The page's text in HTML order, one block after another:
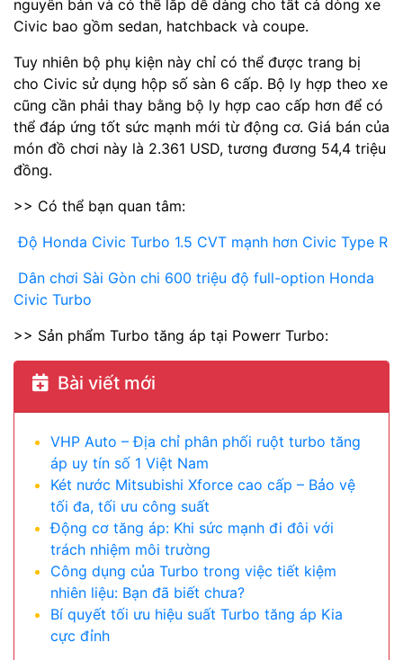
nguyên bản và có thể lắp dễ dàng cho tất cả dòng xe
Civic bao gồm sedan, hatchback và coupe.
Tuy nhiên bộ phụ kiện này chỉ có thể được trang bị
cho Civic sử dụng hộp số sàn 6 cấp. Bộ ly hợp theo xe
cũng cần phải thay bằng bộ ly hợp cao cấp hơn để có
thể đáp ứng tốt sức mạnh mới từ động cơ. Giá bán của
món đồ chơi này là 2.361 USD, tương đương 54,4 triệu
đồng.
>> Có thể bạn quan tâm:
Độ Honda Civic Turbo 1.5 CVT mạnh hơn Civic Type R
Dân chơi Sài Gòn chi 600 triệu độ full-option Honda
Civic Turbo
>> Sản phẩm Turbo tăng áp tại Powerr Turbo:
Bài viết mới
VHP Auto – Địa chỉ phân phối ruột turbo tăng
áp uy tín số 1 Việt Nam
Két nước Mitsubishi Xforce cao cấp – Bảo vệ
tối đa, tối ưu công suất
Động cơ tăng áp: Khi sức mạnh đi đôi với
trách nhiệm môi trường
Công dụng của Turbo trong việc tiết kiệm
nhiên liệu: Bạn đã biết chưa?
Bí quyết tối ưu hiệu suất Turbo tăng áp Kia
cực đỉnh